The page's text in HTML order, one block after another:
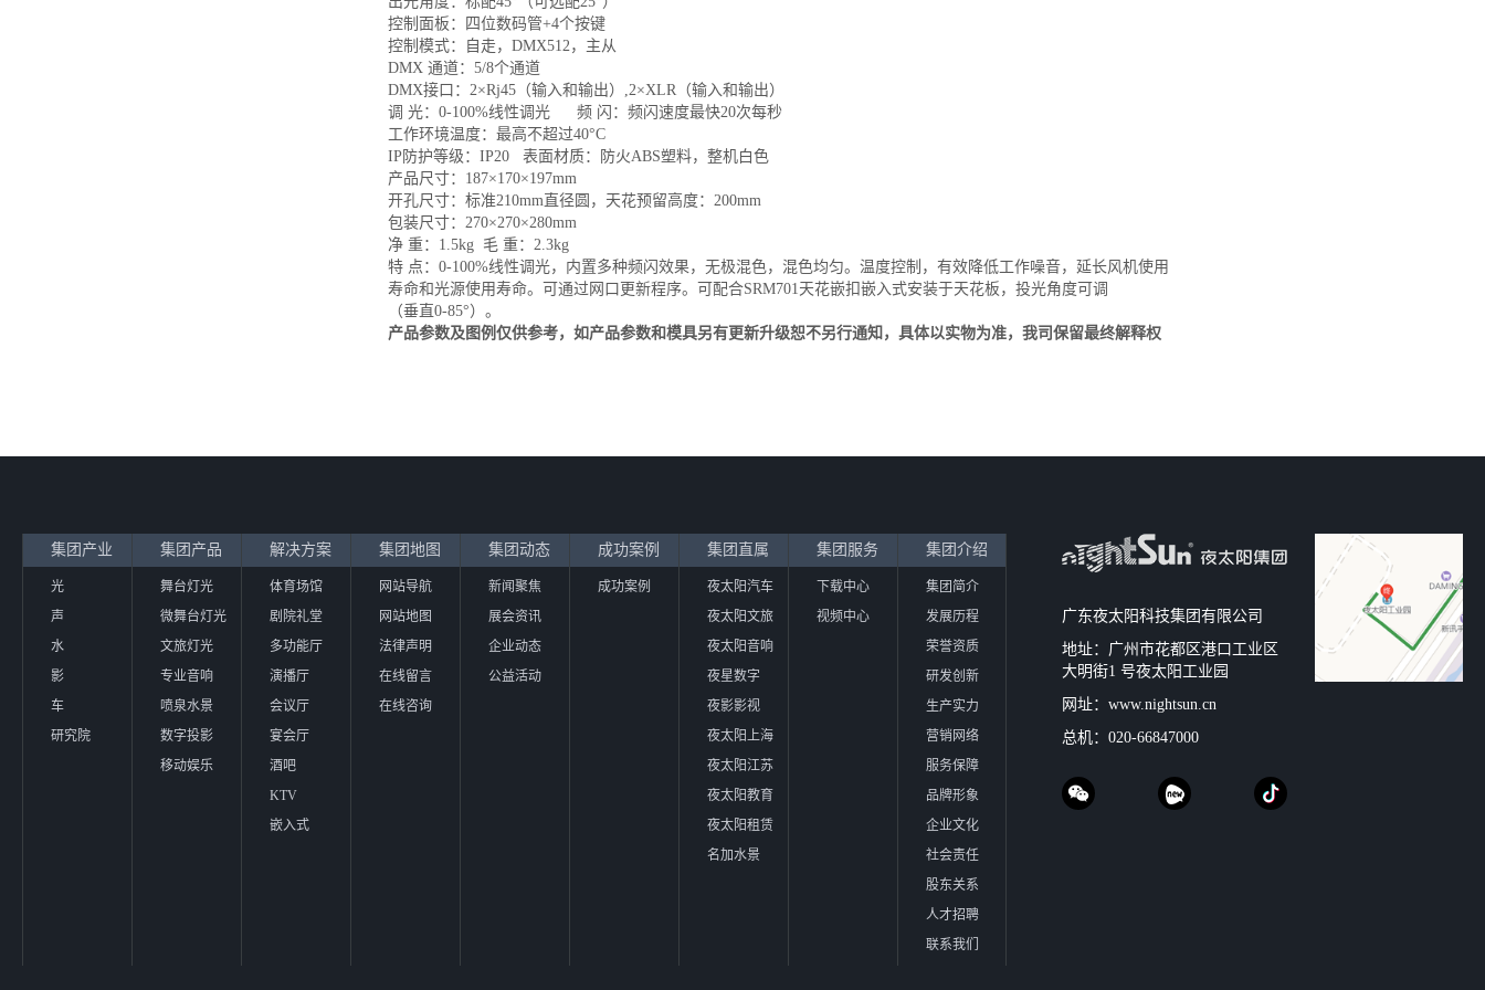
控制面板：四位数码管+4个按键
控制模式：自走，DMX512，主从
DMX 通道：5/8个通道
DMX接口：2×Rj45（输入和输出）,2×XLR（输入和输出）
调 光：0-100%线性调光 频 闪：频闪速度最快20次每秒
工作环境温度：最高不超过40°C
IP防护等级：IP20 表面材质：防火ABS塑料，整机白色
产品尺寸：187×170×197mm
开孔尺寸：标准210mm直径圆，天花预留高度：200mm
包装尺寸：270×270×280mm
净 重：1.5kg 毛 重：2.3kg
特 点：0-100%线性调光，内置多种频闪效果，无极混色，混色均匀。温度控制，有效降低工作噪音，延长风机使用
寿命和光源使用寿命。可通过网口更新程序。可配合SRM701天花嵌扣嵌入式安装于天花板，投光角度可调
（垂直0-85°）。
产品参数及图例仅供参考，如产品参数和模具另有更新升级恕不另行通知，具体以实物为准，我司保留最终解释权
集团产业
光
声
水
影
车
研究院
集团产品
舞台灯光
微舞台灯光
文旅灯光
专业音响
喷泉水景
数字投影
移动娱乐
解决方案
体育场馆
剧院礼堂
多功能厅
演播厅
会议厅
宴会厅
酒吧
KTV
嵌入式
集团地图
网站导航
网站地图
法律声明
在线留言
在线咨询
集团动态
新闻聚焦
展会资讯
企业动态
公益活动
成功案例
成功案例
集团直属
夜太阳汽车
夜太阳文旅
夜太阳音响
夜星数字
夜影影视
夜太阳上海
夜太阳江苏
夜太阳教育
夜太阳租赁
名加水景
集团服务
下载中心
视频中心
集团介绍
集团简介
发展历程
荣誉资质
研发创新
生产实力
营销网络
服务保障
品牌形象
企业文化
社会责任
股东关系
人才招聘
联系我们
广东夜太阳科技集团有限公司
地址：广州市花都区港口工业区
大明街1 号夜太阳工业园
网址：www.nightsun.cn
总机：020-66847000